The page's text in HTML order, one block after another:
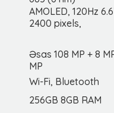
AMOLED, 120Hz
2400 pixels,
Əsas 108 MP + 8
MP
Wi-Fi, Bluetooth
256GB 8GB RAM